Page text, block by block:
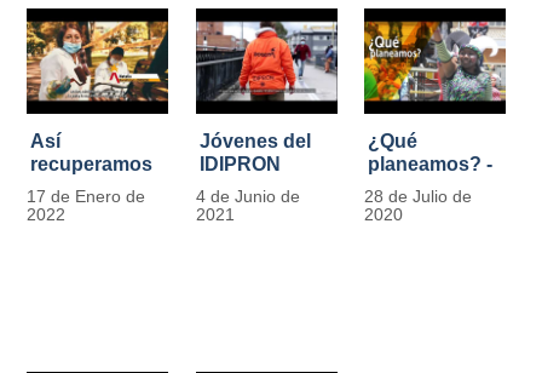
Así
recuperamos
las bancas del
Park Way
17 de Enero de
2022
Jóvenes del
IDIPRON
comprometidos
con la
4 de Junio de
2021
¿Qué
planeamos? -
Por Carlos
Marín, director
28 de Julio de
2020